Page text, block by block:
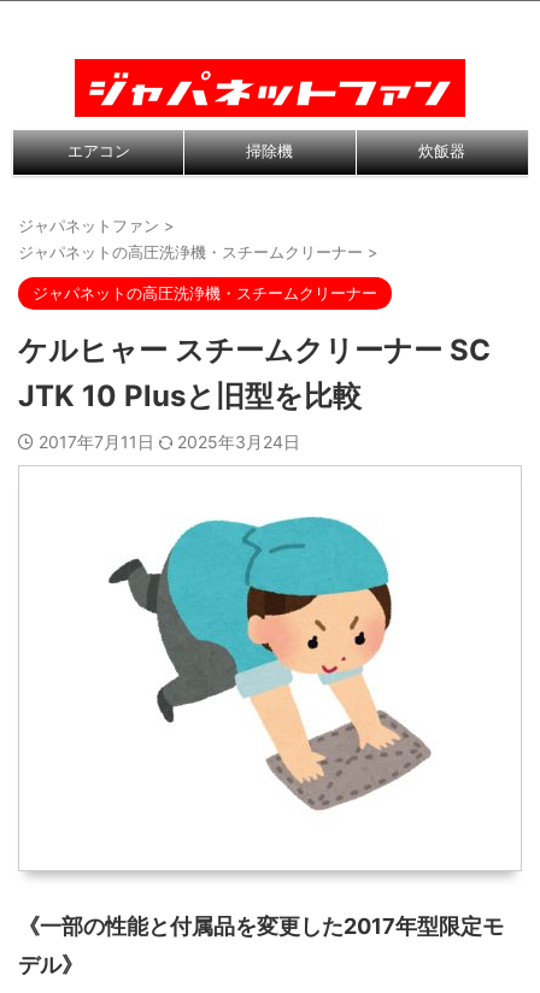
エアコン 掃除機 炊飯器
ジャパネットファン >
ジャパネットの高圧洗浄機・スチームクリーナー >
ジャパネットの高圧洗浄機・スチームクリーナー
ケルヒャー スチームクリーナー SC
JTK 10 Plusと旧型を比較
2017年7月11日 2025年3月24日
《一部の性能と付属品を変更した2017年型限定モ
デル》